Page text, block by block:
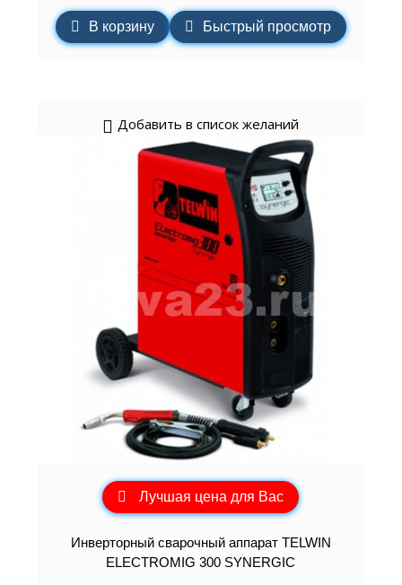
В корзину Быстрый просмотр
Добавить в список желаний
Лучшая цена для Вас
Инверторный сварочный аппарат TELWIN
ELECTROMIG 300 SYNERGIC